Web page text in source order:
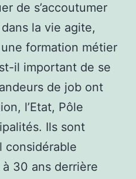
de s’accoutumer
la vie agite,
formation métier
il important de se
de job ont
l’Etat, Pôle
Ils sont
considérable
30 ans derrière